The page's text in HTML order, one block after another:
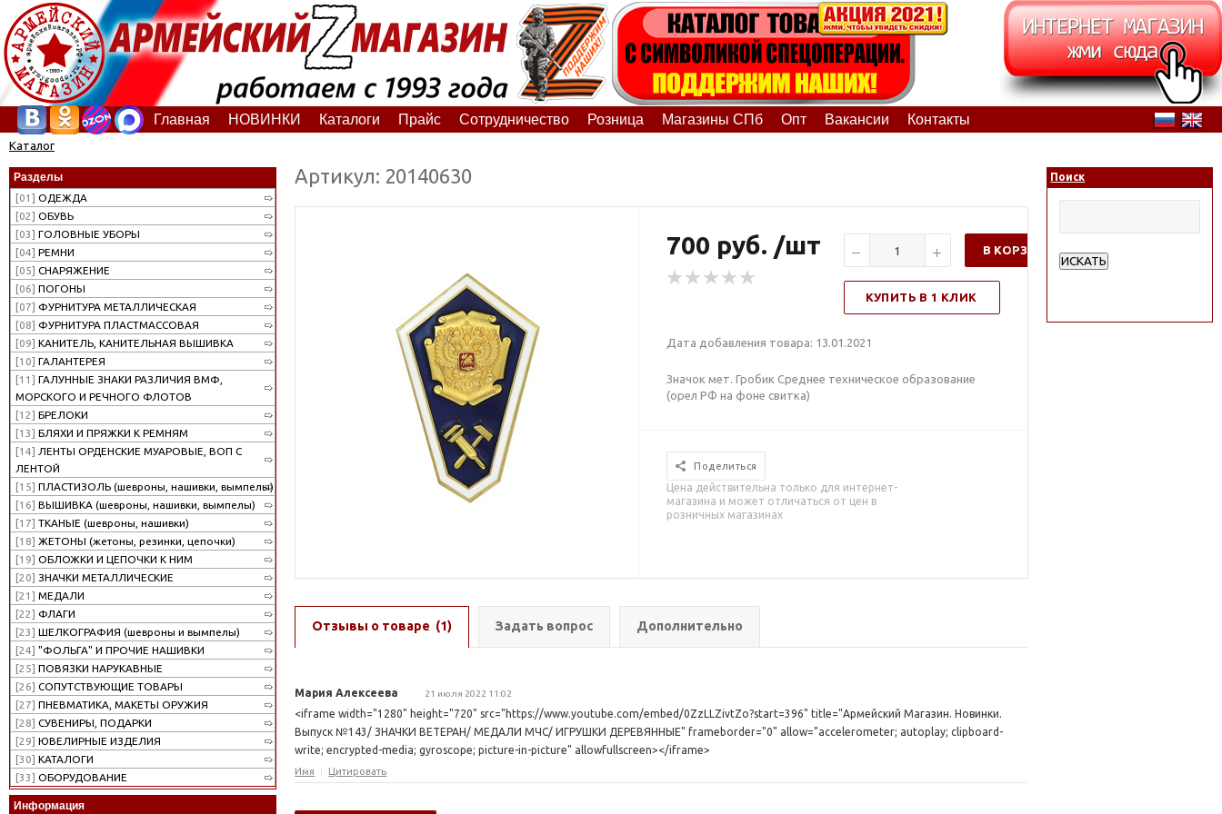
Главная НОВИНКИ Каталоги Прайс Сотрудничество Розница Магазины СПб Опт Вакансии Контакты
Каталог
Разделы
[01] ОДЕЖДА
[02] ОБУВЬ
[03] ГОЛОВНЫЕ УБОРЫ
[04] РЕМНИ
[05] СНАРЯЖЕНИЕ
[06] ПОГОНЫ
[07] ФУРНИТУРА МЕТАЛЛИЧЕСКАЯ
[08] ФУРНИТУРА ПЛАСТМАССОВАЯ
[09] КАНИТЕЛЬ, КАНИТЕЛЬНАЯ ВЫШИВКА
[10] ГАЛАНТЕРЕЯ
[11] ГАЛУННЫЕ ЗНАКИ РАЗЛИЧИЯ ВМФ,
МОРСКОГО И РЕЧНОГО ФЛОТОВ
[12] БРЕЛОКИ
[13] БЛЯХИ И ПРЯЖКИ К РЕМНЯМ
[14] ЛЕНТЫ ОРДЕНСКИЕ МУАРОВЫЕ, ВОП С
ЛЕНТОЙ
[15] ПЛАСТИЗОЛЬ (шевроны, нашивки, вымпелы)
[16] ВЫШИВКА (шевроны, нашивки, вымпелы)
[17] ТКАНЫЕ (шевроны, нашивки)
[18] ЖЕТОНЫ (жетоны, резинки, цепочки)
[19] ОБЛОЖКИ И ЦЕПОЧКИ К НИМ
[20] ЗНАЧКИ МЕТАЛЛИЧЕСКИЕ
[21] МЕДАЛИ
[22] ФЛАГИ
[23] ШЕЛКОГРАФИЯ (шевроны и вымпелы)
[24] "ФОЛЬГА" И ПРОЧИЕ НАШИВКИ
[25] ПОВЯЗКИ НАРУКАВНЫЕ
[26] СОПУТСТВУЮЩИЕ ТОВАРЫ
[27] ПНЕВМАТИКА, МАКЕТЫ ОРУЖИЯ
[28] СУВЕНИРЫ, ПОДАРКИ
[29] ЮВЕЛИРНЫЕ ИЗДЕЛИЯ
[30] КАТАЛОГИ
[33] ОБОРУДОВАНИЕ
Информация
Артикул: 20140630
700 руб. /шт В КОРЗИНУ
КУПИТЬ В 1 КЛИК
Дата добавления товара: 13.01.2021
Значок мет. Гробик Среднее техническое образование
(орел РФ на фоне свитка)
Поделиться
Цена действительна только для интернет-
магазина и может отличаться от цен в
розничных магазинах
Отзывы о товаре (1) Задать вопрос Дополнительно
Мария Алексеева 21 июля 2022 11:02
<iframe width="1280" height="720" src="https://www.youtube.com/embed/0ZzLLZivtZo?start=396" title="Армейский Магазин. Новинки.
Выпуск №143/ ЗНАЧКИ ВЕТЕРАН/ МЕДАЛИ МЧС/ ИГРУШКИ ДЕРЕВЯННЫЕ" frameborder="0" allow="accelerometer; autoplay; clipboard-
write; encrypted-media; gyroscope; picture-in-picture" allowfullscreen></iframe>
Имя Цитировать
Поиск
ИСКАТЬ